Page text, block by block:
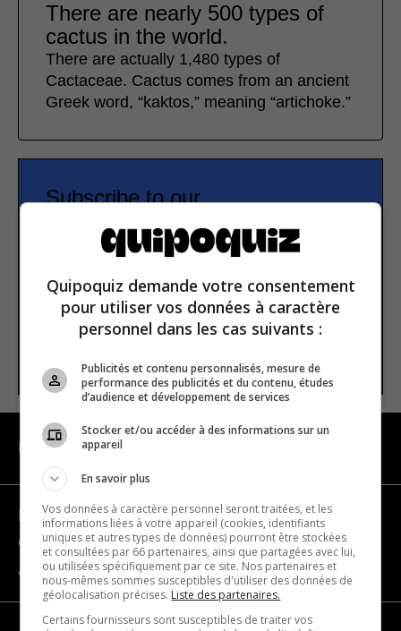
There are nearly 500 types of
cactus in the world.
There are actually 1,480 types of
Cactaceae. Cactus comes from an ancient
Greek word, “kaktos,” meaning “artichoke.”
Subscribe to our
Email address
NAVIGATION
Become a partner
Contact us
About us
Quipoquiz demande votre consentement
pour utiliser vos données à caractère
personnel dans les cas suivants :
Publicités et contenu personnalisés, mesure de
performance des publicités et du contenu, études
d’audience et développement de services
Stocker et/ou accéder à des informations sur un
appareil
En savoir plus
Vos données à caractère personnel seront traitées, et les
informations liées à votre appareil (cookies, identifiants
uniques et autres types de données) pourront être stockées
et consultées par 66 partenaires, ainsi que partagées avec lui,
ou utilisées spécifiquement par ce site. Nos partenaires et
nous-mêmes sommes susceptibles d'utiliser des données de
géolocalisation précises. Liste des partenaires.
Certains fournisseurs sont susceptibles de traiter vos